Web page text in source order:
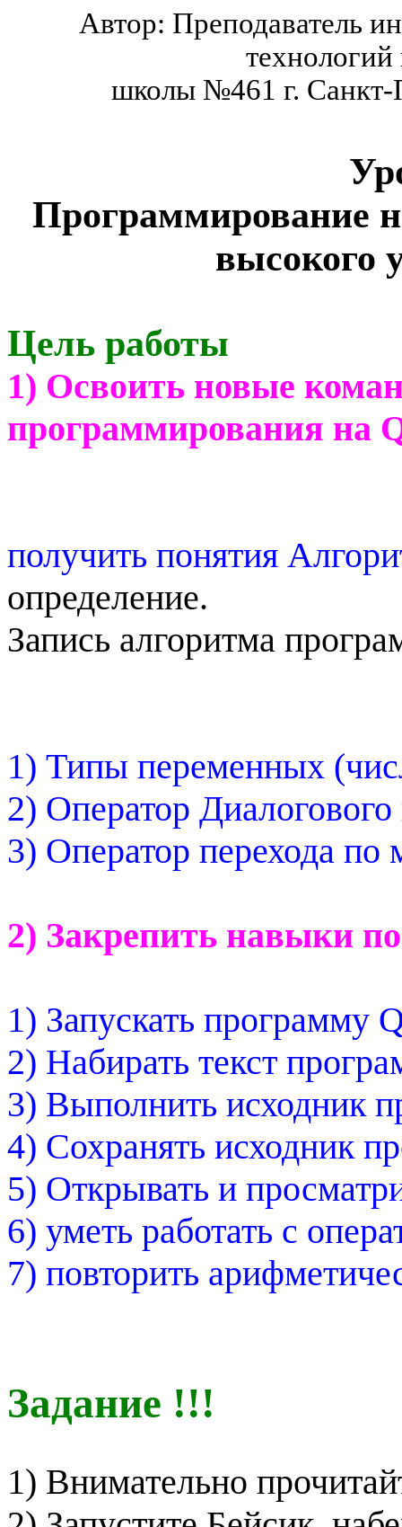
Автор: Преподаватель
школы №461 г. Санкт-
Программирование
высокого
Цель работы
1) Освоить новые
программирования на
получить понятия
определение.
Запись алгоритма
1) Типы переменных
2) Оператор Диалогового
3) Оператор перехода по
2) Закрепить навыки
1) Запускать программу
2) Набирать текст
3) Выполнить исходник
4) Сохранять исходник
5) Открывать и
6) уметь работать с
7) повторить
Задание !!!
1) Внимательно